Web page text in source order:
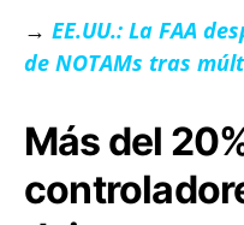
→ EE.UU.: La FAA
de NOTAMs tras
Más del